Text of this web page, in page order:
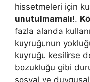
hissetmeleri için
unutulmamalı!.
fazla alanda
kuyruğunun
kuyruğu kesilirse
bozukluğu gibi
sosyal ve duygusal